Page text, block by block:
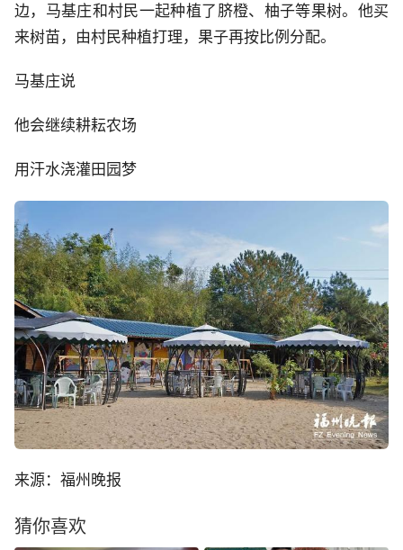
边，马基庄和村民一起种植了脐橙、柚子等果树。他买
来树苗，由村民种植打理，果子再按比例分配。
马基庄说
他会继续耕耘农场
用汗水浇灌田园梦
来源：福州晚报
猜你喜欢